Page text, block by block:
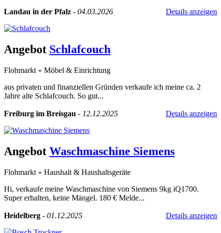
Landau in der Pfalz - 04.03.2026 Details anzeigen
Angebot Schlafcouch
Flohmarkt » Möbel & Einrichtung
aus privaten und finanziellen Gründen verkaufe ich meine ca. 2
Jahre alte Schlafcouch. So gut...
Freiburg im Breisgau - 12.12.2025 Details anzeigen
Angebot Waschmaschine Siemens
Flohmarkt » Haushalt & Haushaltsgeräte
Hi, verkaufe meine Waschmaschine von Siemens 9kg iQ1700.
Super erhalten, keine Mängel. 180 € Melde...
Heidelberg - 01.12.2025 Details anzeigen